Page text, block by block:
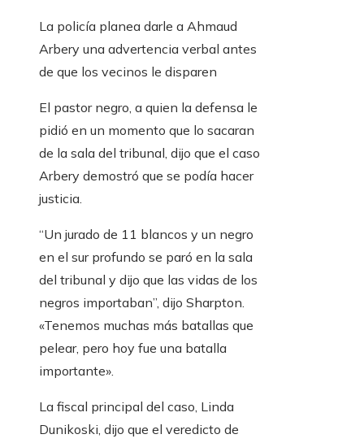
La policía planea darle a Ahmaud
Arbery una advertencia verbal antes
de que los vecinos le disparen
El pastor negro, a quien la defensa le
pidió en un momento que lo sacaran
de la sala del tribunal, dijo que el caso
Arbery demostró que se podía hacer
justicia.
“Un jurado de 11 blancos y un negro
en el sur profundo se paró en la sala
del tribunal y dijo que las vidas de los
negros importaban”, dijo Sharpton.
«Tenemos muchas más batallas que
pelear, pero hoy fue una batalla
importante».
La fiscal principal del caso, Linda
Dunikoski, dijo que el veredicto de